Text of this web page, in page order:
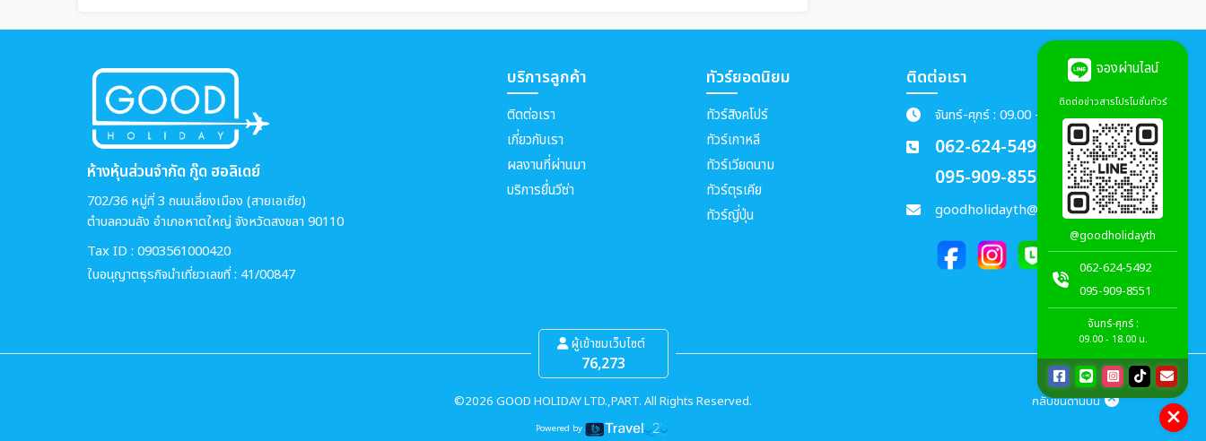
ห้างหุ้นส่วนจำกัด กู๊ด ฮอลิเดย์
702/36 หมู่ที่ 3 ถนนเลี่ยงเมือง (สายเอเซีย)
ตำบลควนลัง อำเภอหาดใหญ่ จังหวัดสงขลา 90110
Tax ID : 0903561000420
ใบอนุญาตธุรกิจนำเที่ยวเลขที่ : 41/00847
บริการลูกค้า
ติดต่อเรา
เกี่ยวกับเรา
ผลงานที่ผ่านมา
บริการยื่นวีซ่า
ทัวร์ยอดนิยม
ทัวร์สิงคโปร์
ทัวร์เกาหลี
ทัวร์เวียดนาม
ทัวร์ตุรเคีย
ทัวร์ญี่ปุ่น
ติดต่อเรา
จันทร์-ศุกร์ : 09.00 - 18.00 น.
062-624-5492
095-909-8551
goodholidayth@gmail.com
ผู้เข้าชมเว็บไซต์
76,273
©2026 GOOD HOLIDAY LTD.,PART. All Rights Reserved. กลับขึ้นด้านบน
Powered by
จองผ่านไลน์
ติดต่อข่าวสารโปรโมชั่นทัวร์
@goodholidayth
062-624-5492
095-909-8551
จันทร์-ศุกร์ :
09.00 - 18.00 น.